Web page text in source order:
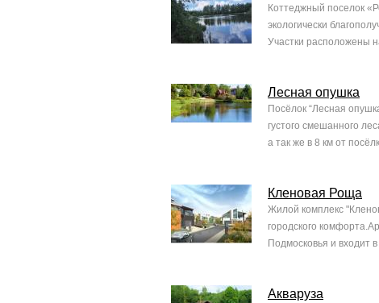
Коттеджный поселок
экологически
Участки расположены
Лесная опушка
Посёлок “Лесная
густого смешанного
а так же в 8 км от
Кленовая Роща
Жилой комплекс
городского
Подмосковья и входит
Акваруза